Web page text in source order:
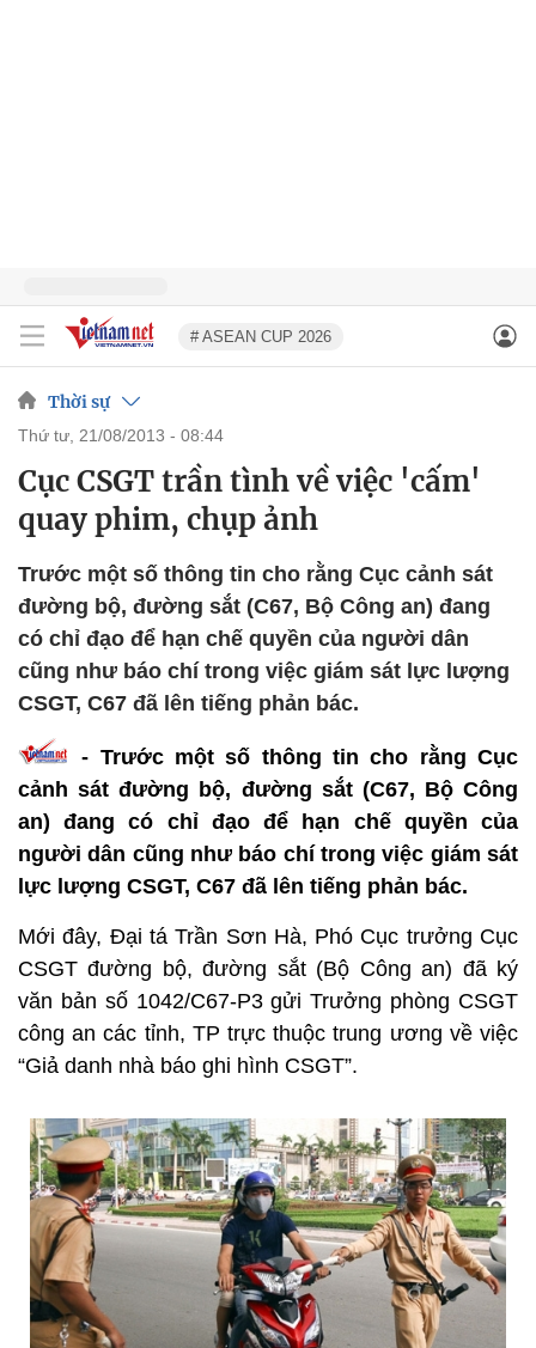
# ASEAN CUP 2026
Thời sự
thứ tư, 21/08/2013 - 08:44
Cục CSGT trần tình về việc 'cấm'
quay phim, chụp ảnh
Trước một số thông tin cho rằng Cục cảnh sát
đường bộ, đường sắt (C67, Bộ Công an) đang
có chỉ đạo để hạn chế quyền của người dân
cũng như báo chí trong việc giám sát lực lượng
CSGT, C67 đã lên tiếng phản bác.
- Trước một số thông tin cho rằng Cục
cảnh sát đường bộ, đường sắt (C67, Bộ Công
an) đang có chỉ đạo để hạn chế quyền của
người dân cũng như báo chí trong việc giám sát
lực lượng CSGT, C67 đã lên tiếng phản bác.
Mới đây, Đại tá Trần Sơn Hà, Phó Cục trưởng Cục
CSGT đường bộ, đường sắt (Bộ Công an) đã ký
văn bản số 1042/C67-P3 gửi Trưởng phòng CSGT
công an các tỉnh, TP trực thuộc trung ương về việc
“Giả danh nhà báo ghi hình CSGT”.